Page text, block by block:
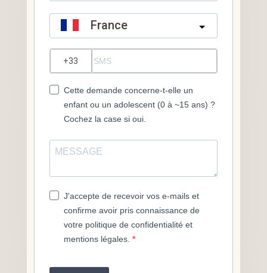
France
Cette demande concerne-t-elle un
enfant ou un adolescent (0 à ~15 ans) ?
Cochez la case si oui.
J'accepte de recevoir vos e-mails et
confirme avoir pris connaissance de
votre politique de confidentialité et
mentions légales.